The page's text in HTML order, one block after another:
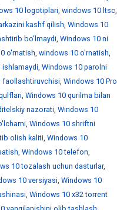
10 logotiplari, windows 10 ltsc,
kashf qilish, Windows 10
bo'lmaydi, Windows 10 ni
o'rnatish, windows 10 o'rnatish,
ishlamaydi, Windows 10 parolni
faollashtiruvchisi, Windows 10 Pro
, Windows 10 qurilma bilan
nazorati, Windows 10
, Windows 10 shriftni
olish kaliti, Windows 10
, Windows 10 telefon,
10 tozalash uchun dasturlar,
10 versiyasi, Windows 10
, Windows 10 x32 torrent